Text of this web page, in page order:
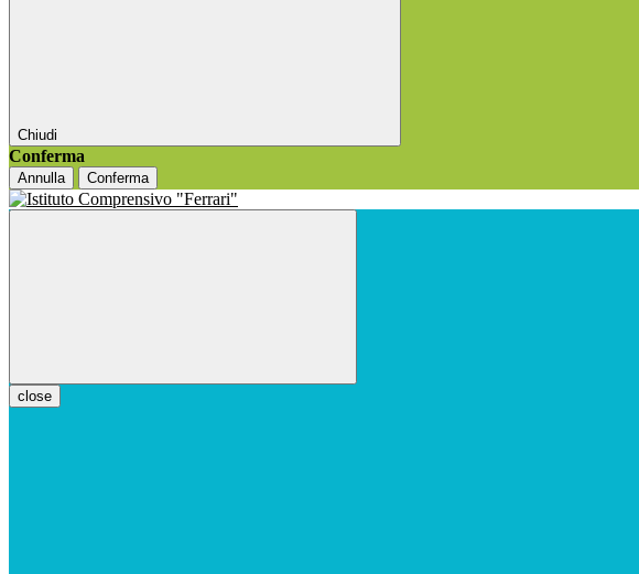
Chiudi
Conferma
Annulla Conferma
close